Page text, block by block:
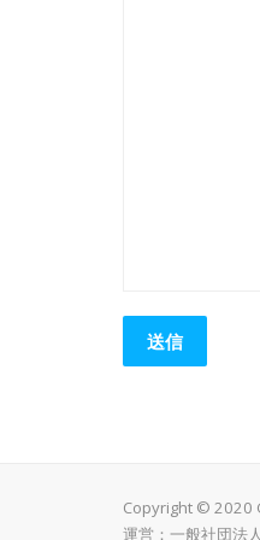
Copyright © 2020
運営：一般社団法